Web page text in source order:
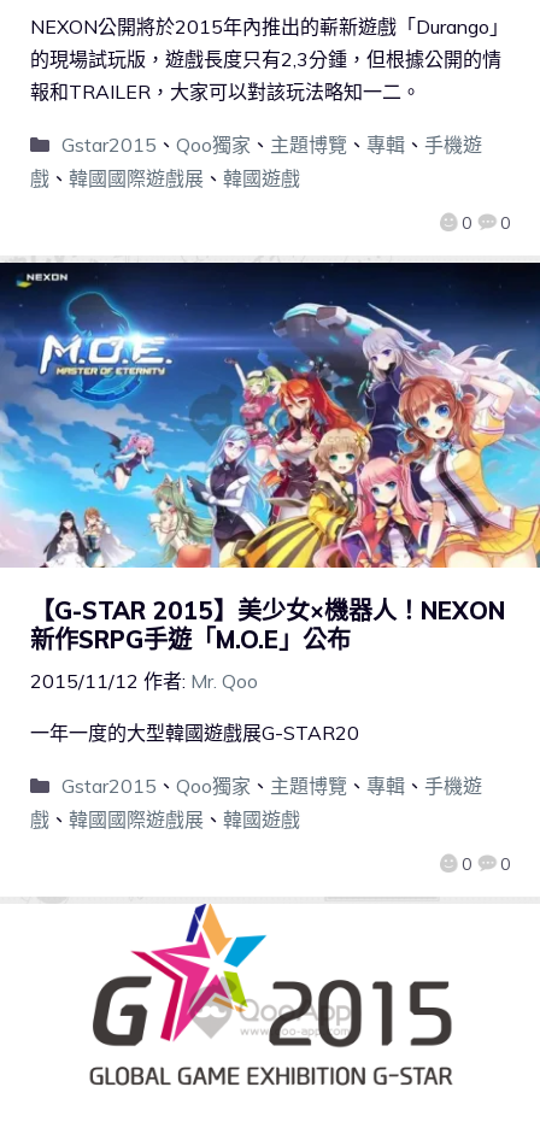
0 0
NEXON公開將於2015年內推出的嶄新遊戲「Durango」
的現場試玩版，遊戲長度只有2,3分鍾，但根據公開的情
報和TRAILER，大家可以對該玩法略知一二。
Gstar2015 、 Qoo獨家 、 主題博覽 、 專輯、 手機遊
戲 、 韓國國際遊戲展 、 韓國遊戲
【G-STAR 2015】美少女×機器人！NEXON
新作SRPG手遊「M.O.E」公布
2015/11/12 作者: Mr. Qoo
0 0
一年一度的大型韓國遊戲展G-STAR20
Gstar2015 、 Qoo獨家 、 主題博覽 、 專輯、 手機遊
戲 、 韓國國際遊戲展 、 韓國遊戲